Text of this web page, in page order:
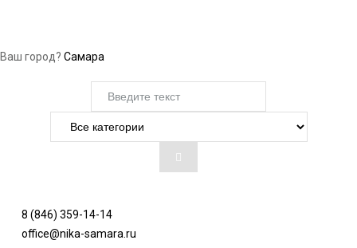
Ваш город? Самара
8 (846) 359-14-14
office@nika-samara.ru